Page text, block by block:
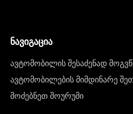
ნავიგაცია
ავტომობილის შესაძენად
ავტომობილების მიმდინარე
მოძებნეთ შოურუმი